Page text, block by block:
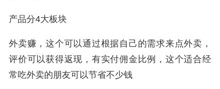
产品分4大板块
外卖赚，这个可以通过根据自己的需求来点外卖，
评价可以获得返现，有实付佣金比例，这个适合经
常吃外卖的朋友可以节省不少钱